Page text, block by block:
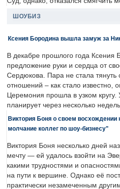
ШОУБИЗ
Ксения Бородина вышла замуж за
В декабре прошлого года Ксения
предложение руки и сердца от
Сердюкова. Пара не стала
отношений – как стало известно,
Церемония прошла в узком кругу.
планирует через несколько
Виктория Боня о своем восхождении
молчание коллег по шоу-бизнесу"
Виктория Боня несколько дней
мечту — ей удалось взойти на
какими трудностями и
на пути к вершине. Однако её
практически незамеченным